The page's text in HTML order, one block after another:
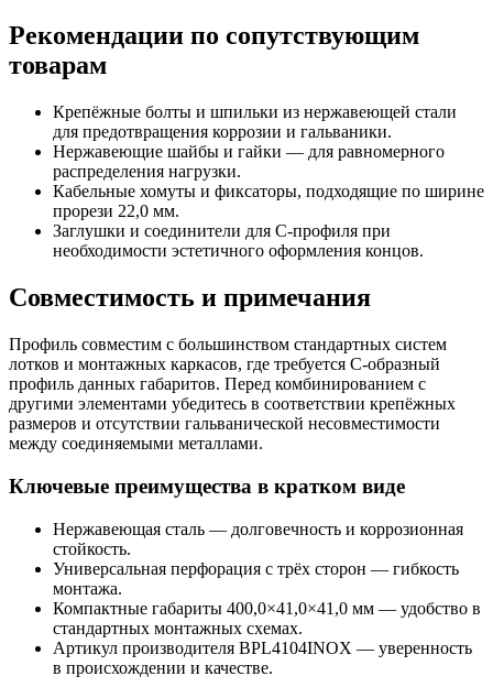
Рекомендации по сопутствующим
товарам
Крепёжные болты и шпильки из нержавеющей стали
для предотвращения коррозии и гальваники.
Нержавеющие шайбы и гайки — для равномерного
распределения нагрузки.
Кабельные хомуты и фиксаторы, подходящие по ширине
прорези 22,0 мм.
Заглушки и соединители для С‑профиля при
необходимости эстетичного оформления концов.
Совместимость и примечания
Профиль совместим с большинством стандартных систем
лотков и монтажных каркасов, где требуется С‑образный
профиль данных габаритов. Перед комбинированием с
другими элементами убедитесь в соответствии крепёжных
размеров и отсутствии гальванической несовместимости
между соединяемыми металлами.
Ключевые преимущества в кратком виде
Нержавеющая сталь — долговечность и коррозионная
стойкость.
Универсальная перфорация с трёх сторон — гибкость
монтажа.
Компактные габариты 400,0×41,0×41,0 мм — удобство в
стандартных монтажных схемах.
Артикул производителя BPL4104INOX — уверенность
в происхождении и качестве.